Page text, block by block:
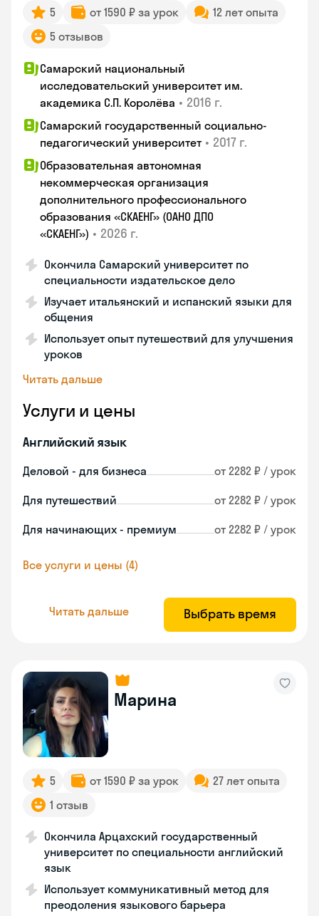
5 от 1590 ₽ за урок
12 лет опыта
5 отзывов
Самарский национальный
исследовательский университет им.
академика С.П. Королёва • 2016 г.
Самарский государственный социально-
педагогический университет • 2017 г.
Образовательная автономная
некоммерческая организация
дополнительного профессионального
образования «СКАЕНГ» (ОАНО ДПО
«СКАЕНГ») • 2026 г.
Окончила Самарский университет по
специальности издательское дело
Изучает итальянский и испанский языки для
общения
Использует опыт путешествий для улучшения
уроков
Читать дальше
Услуги и цены
Английский язык
Деловой - для бизнеса от 2282 ₽ / урок
Для путешествий от 2282 ₽ / урок
Для начинающих - премиум от 2282 ₽ / урок
Все услуги и цены (4)
Читать дальше Выбрать время
Марина
5 от 1590 ₽ за урок
27 лет опыта
1 отзыв
Окончила Арцахский государственный
университет по специальности английский
язык
Использует коммуникативный метод для
преодоления языкового барьера